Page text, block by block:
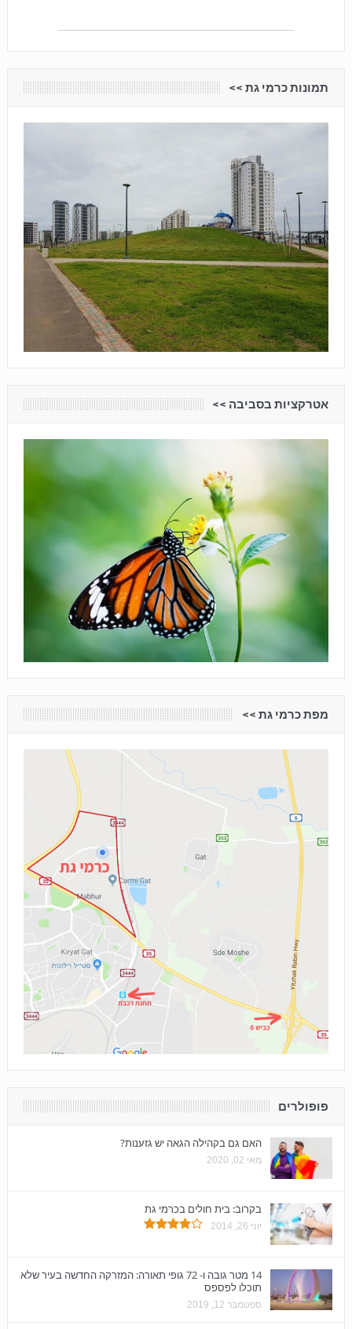
תמונות כרמי גת <<
אטרקציות בסביבה <<
מפת כרמי גת <<
פופולרים
האם גם בקהילה הגאה יש גזענות?
מאי 02, 2020
בקרוב: בית חולים בכרמי גת
יוני 26, 2014
14 מטר גובה ו- 72 גופי תאורה: המזרקה החדשה בעיר שלא
תוכלו לפספס
ספטמבר 12, 2019